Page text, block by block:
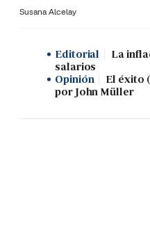
Susana Alcelay
Editorial
La
salarios
Opinión
El éxito
por John Müller